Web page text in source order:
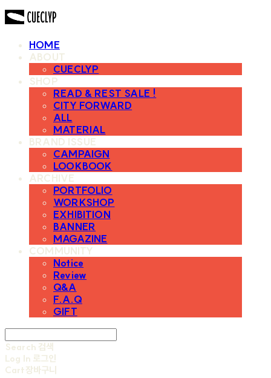
HOME
ABOUT
CUECLYP
SHOP
READ & REST SALE !
CITY FORWARD
ALL
MATERIAL
BRAND ISSUE
CAMPAIGN
LOOKBOOK
ARCHIVE
PORTFOLIO
WORKSHOP
EXHIBITION
BANNER
MAGAZINE
COMMUNITY
Notice
Review
Q&A
F.A.Q
GIFT
Search 검색
Log In 로그인
Cart장바구니